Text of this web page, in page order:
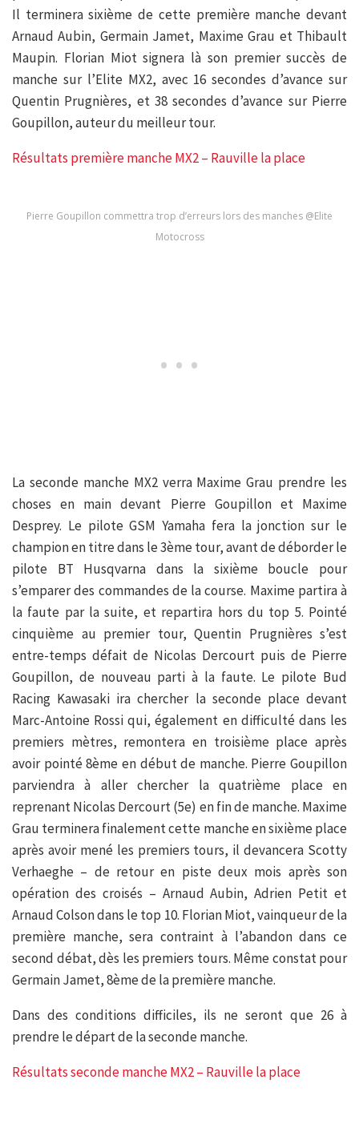
Il terminera sixième de cette première manche devant
Arnaud Aubin, Germain Jamet, Maxime Grau et Thibault
Maupin. Florian Miot signera là son premier succès de
manche sur l’Elite MX2, avec 16 secondes d’avance sur
Quentin Prugnières, et 38 secondes d’avance sur Pierre
Goupillon, auteur du meilleur tour.
Résultats première manche MX2 – Rauville la place
Pierre Goupillon commettra trop d’erreurs lors des manches @Elite
Motocross
La seconde manche MX2 verra Maxime Grau prendre les
choses en main devant Pierre Goupillon et Maxime
Desprey. Le pilote GSM Yamaha fera la jonction sur le
champion en titre dans le 3ème tour, avant de déborder le
pilote BT Husqvarna dans la sixième boucle pour
s’emparer des commandes de la course. Maxime partira à
la faute par la suite, et repartira hors du top 5. Pointé
cinquième au premier tour, Quentin Prugnières s’est
entre-temps défait de Nicolas Dercourt puis de Pierre
Goupillon, de nouveau parti à la faute. Le pilote Bud
Racing Kawasaki ira chercher la seconde place devant
Marc-Antoine Rossi qui, également en difficulté dans les
premiers mètres, remontera en troisième place après
avoir pointé 8ème en début de manche. Pierre Goupillon
parviendra à aller chercher la quatrième place en
reprenant Nicolas Dercourt (5e) en fin de manche. Maxime
Grau terminera finalement cette manche en sixième place
après avoir mené les premiers tours, il devancera Scotty
Verhaeghe – de retour en piste deux mois après son
opération des croisés – Arnaud Aubin, Adrien Petit et
Arnaud Colson dans le top 10. Florian Miot, vainqueur de la
première manche, sera contraint à l’abandon dans ce
second débat, dès les premiers tours. Même constat pour
Germain Jamet, 8ème de la première manche.
Dans des conditions difficiles, ils ne seront que 26 à
prendre le départ de la seconde manche.
Résultats seconde manche MX2 – Rauville la place